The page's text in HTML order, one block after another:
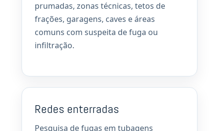
prumadas, zonas técnicas, tetos de
frações, garagens, caves e áreas
comuns com suspeita de fuga ou
infiltração.
Redes enterradas
Pesquisa de fugas em tubagens